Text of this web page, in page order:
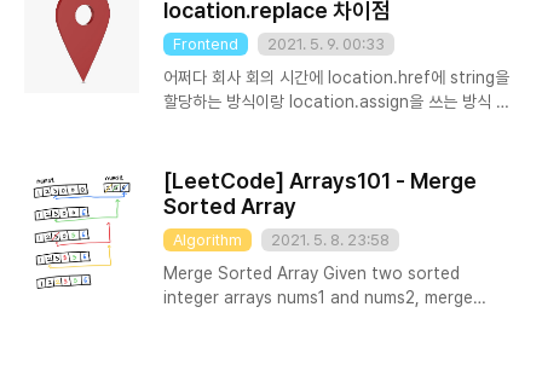
elements can be changed. It doesn't matter
what you leave beyond the new length.
Clarification: Confused why the returned
value is an in..
location.replace 차이점
Frontend 2021. 5. 9. 00:33
어쩌다 회사 회의 시간에 location.href에 string을
할당하는 방식이랑 location.assign을 쓰는 방식 중
을 간단히 정리해보았다. window.location read-
only 속성을 가진 window.location 은 document
의 현재 location 정보를 담은 Location 객체를 리
턴해준다. window.location은 read-only
Location 객체임에도 불구하고 DOMString을 할당
할 수 있다. 이 말인즉슨 대부분의 경우 location이
[LeetCode] Arrays101 - Merge
Sorted Array
Algorithm 2021. 5. 8. 23:58
Merge Sorted Array Given two sorted
integer arrays nums1 and nums2, merge